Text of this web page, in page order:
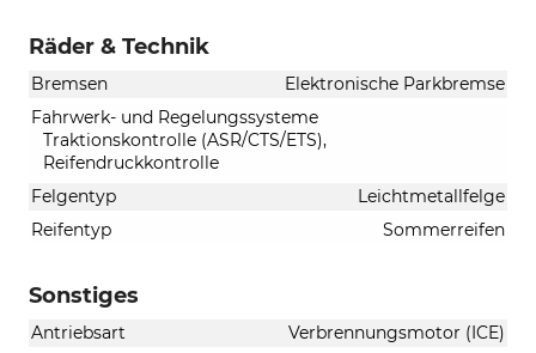
Räder & Technik
Bremsen
Elektronische Parkbremse
Fahrwerk- und Regelungssysteme
Traktionskontrolle (ASR/CTS/ETS),
Reifendruckkontrolle
Felgentyp
Leichtmetallfelge
Reifentyp
Sommerreifen
Sonstiges
Antriebsart
Verbrennungsmotor (ICE)